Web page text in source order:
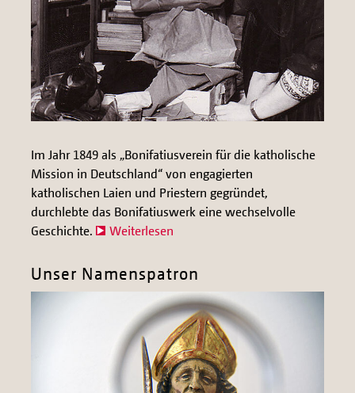
Im Jahr 1849 als „Bonifatiusverein für die katholische
Mission in Deutschland“ von engagierten
katholischen Laien und Priestern gegründet,
durchlebte das Bonifatiuswerk eine wechselvolle
Geschichte.
Weiterlesen
Unser Namenspatron